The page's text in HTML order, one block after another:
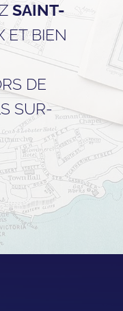
SAINT-
ET BIEN
DE
SUR-